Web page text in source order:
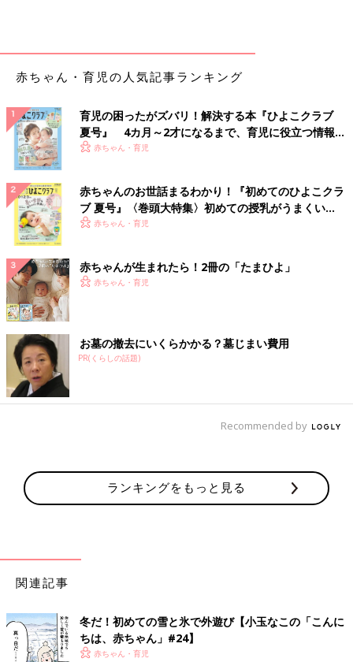
赤ちゃん・育児の人気記事ランキング
育児の困ったがズバリ！解決する本『ひよこクラブ
夏号』 4カ月～2才になるまで、育児に役立つ情報が
いっぱい！
赤ちゃん・育児
赤ちゃんのお世話まるわかり！『初めてのひよこクラ
ブ 夏号』〈巻頭大特集〉初めての授乳がうまくい
く！ おっぱい・ミルクの基本と夏のトラブル 解決テ
赤ちゃん・育児
赤ちゃんが生まれたら！2冊の「たまひよ」
赤ちゃん・育児
お墓の撤去にいくらかかる？墓じまい費用
PR(くらしの話題)
Recommended by
ランキングをもっと見る
関連記事
冬だ！初めての雪と氷で外遊び【小玉なこの「こんに
ちは、赤ちゃん」#24】
赤ちゃん・育児